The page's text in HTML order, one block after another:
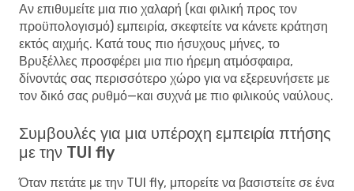
Αν επιθυμείτε μια πιο χαλαρή (και φιλική προς τον
προϋπολογισμό) εμπειρία, σκεφτείτε να κάνετε κράτηση
εκτός αιχμής. Κατά τους πιο ήσυχους μήνες, το
Βρυξέλλες προσφέρει μια πιο ήρεμη ατμόσφαιρα,
δίνοντάς σας περισσότερο χώρο για να εξερευνήσετε με
τον δικό σας ρυθμό—και συχνά με πιο φιλικούς ναύλους.
Συμβουλές για μια υπέροχη εμπειρία πτήσης
με την TUI fly
Όταν πετάτε με την TUI fly, μπορείτε να βασιστείτε σε ένα